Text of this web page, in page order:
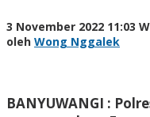
3 November 2022 11:03
oleh Wong Nggalek
BANYUWANGI :